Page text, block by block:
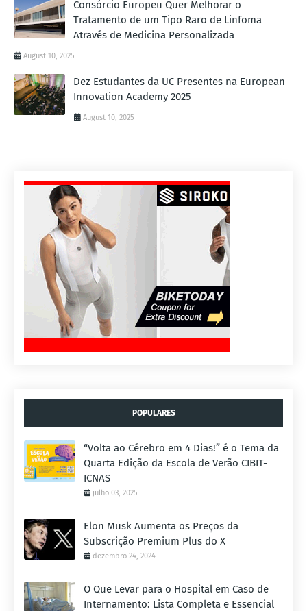
Consórcio Europeu Quer Melhorar o
Tratamento de um Tipo Raro de Linfoma
Através de Medicina Personalizada
August 10, 2025
Dez Estudantes da UC Presentes na European
Innovation Academy 2025
August 10, 2025
POPULARES
“Volta ao Cérebro em 4 Dias!” é o Tema da
Quarta Edição da Escola de Verão CIBIT-
ICNAS
julho 03, 2025
Elon Musk Aumenta os Preços da
Subscrição Premium Plus do X
dezembro 24, 2024
O Que Levar para o Hospital em Caso de
Internamento: Lista Completa e Essencial